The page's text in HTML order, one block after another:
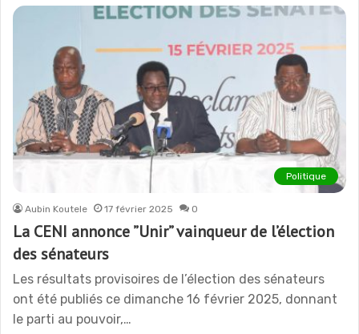
Politique
Aubin Koutele 17 février 2025 0
La CENI annonce ”Unir” vainqueur de l’élection
des sénateurs
Les résultats provisoires de l’élection des sénateurs
ont été publiés ce dimanche 16 février 2025, donnant
le parti au pouvoir,…